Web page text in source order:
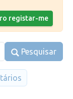
registar-me
Pesquisar